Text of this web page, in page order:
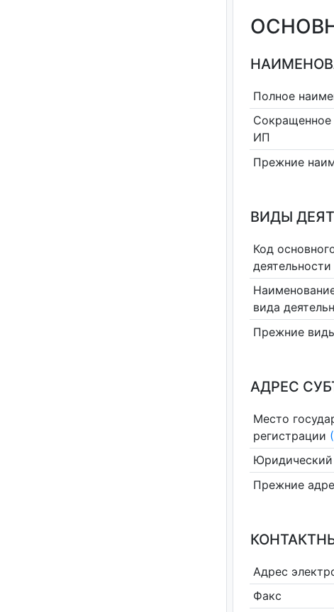
Полное
Сокращенное
ИП
Прежние
ВИДЫ
Код
вида
Прежние
АДРЕС
Место
регистрации
Юридический
Прежние
Адрес
Факс